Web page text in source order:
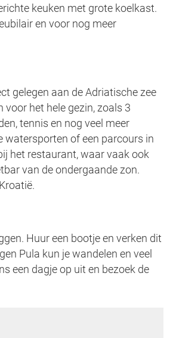
keuken met grote koelkast.
en voor nog meer
gelegen aan de Adriatische zee
voor het hele gezin, zoals 3
tennis en nog veel meer
watersporten of een parcours in
het restaurant, waar vaak ook
van de ondergaande zon.
Huur een bootje en verken dit
Pula kun je wandelen en veel
een dagje op uit en bezoek de